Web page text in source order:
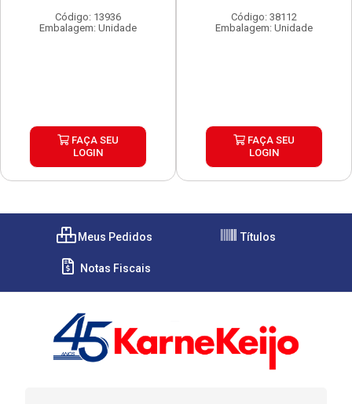
Código: 13936
Embalagem: Unidade
FAÇA SEU
LOGIN
Código: 38112
Embalagem: Unidade
FAÇA SEU
LOGIN
Meus Pedidos Títulos
Notas Fiscais